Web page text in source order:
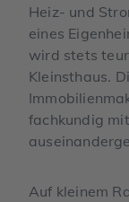
Heiz- und
eines
wird stets
Kleinsthaus.
fachkundig
Auf kleinem